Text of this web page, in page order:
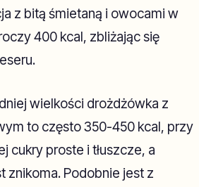
z bitą śmietaną i owocami w
400 kcal, zbliżając się
wielkości drożdżówka z
to często 350-450 kcal, przy
cukry proste i tłuszcze, a
znikoma. Podobnie jest z